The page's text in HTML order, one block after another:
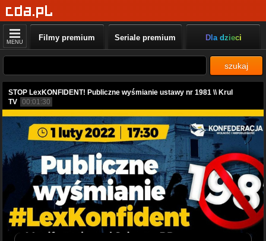
MENU Filmy premium Seriale premium Dla dzieci
szukaj
STOP LexKONFIDENT! Publiczne wyśmianie ustawy nr 1981 \\ Krul
TV 00:01:30